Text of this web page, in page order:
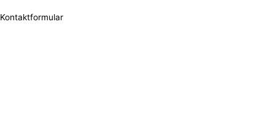
Kontaktformular